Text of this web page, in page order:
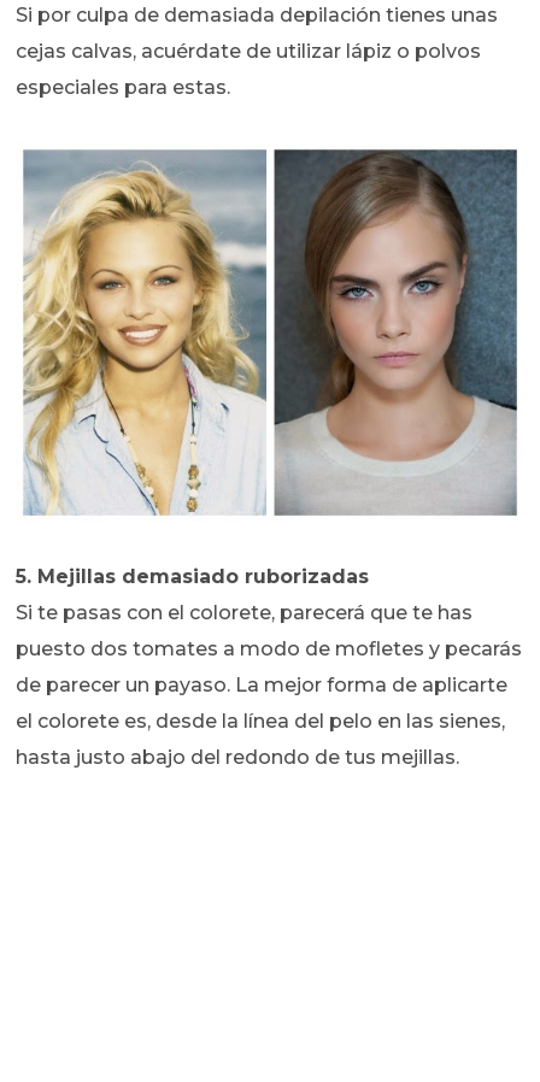
Si por culpa de demasiada depilación tienes unas
cejas calvas, acuérdate de utilizar lápiz o polvos
especiales para estas.
5. Mejillas demasiado ruborizadas
Si te pasas con el colorete, parecerá que te has
puesto dos tomates a modo de mofletes y pecarás
de parecer un payaso. La mejor forma de aplicarte
el colorete es, desde la línea del pelo en las sienes,
hasta justo abajo del redondo de tus mejillas.